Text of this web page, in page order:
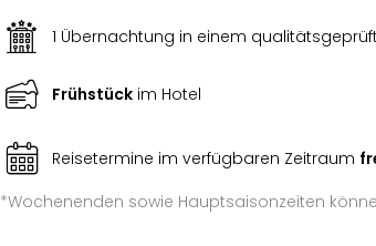
1 Übernachtung in einem
Frühstückim Hotel
Reisetermine im verfügbaren Zeitraum
*Wochenenden sowie Hauptsaisonzeiten